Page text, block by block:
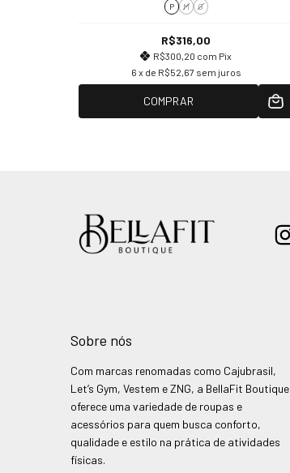
P M G
R$316,00
R$300,20 com Pix
6 x de R$52,67 sem juros
COMPRAR
Sobre nós
Com marcas renomadas como Cajubrasil,
Let’s Gym, Vestem e ZNG, a BellaFit Boutique
oferece uma variedade de roupas e
acessórios para quem busca conforto,
qualidade e estilo na prática de atividades
físicas.